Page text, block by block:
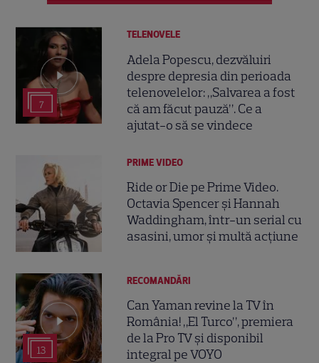
7
TELENOVELE
Adela Popescu, dezvăluiri
despre depresia din perioada
telenovelelor: „Salvarea a fost
că am făcut pauză”. Ce a
ajutat-o să se vindece
PRIME VIDEO
Ride or Die pe Prime Video.
Octavia Spencer și Hannah
Waddingham, într-un serial cu
asasini, umor și multă acțiune
13
RECOMANDĂRI
Can Yaman revine la TV în
România! „El Turco”, premiera
de la Pro TV și disponibil
integral pe VOYO